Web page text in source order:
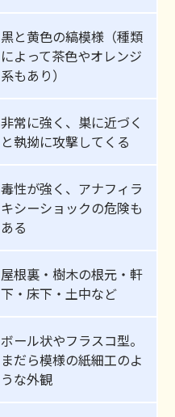
黒と黄色の縞模様（種類
によって茶色やオレンジ
系もあり）
非常に強く、巣に近づく
と執拗に攻撃してくる
毒性が強く、アナフィラ
キシーショックの危険も
ある
屋根裏・樹木の根元・軒
下・床下・土中など
ボール状やフラスコ型。
まだら模様の紙細工のよ
うな外観